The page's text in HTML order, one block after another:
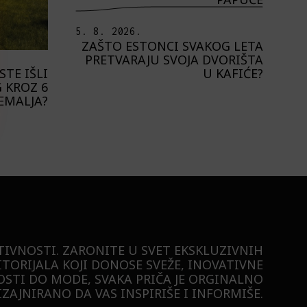
IŠLI
KROZ 6
5. 8. 2026.
ZAŠTO ESTONCI SVAKOG LETA
PRETVARAJU SVOJA DVORIŠTA
U KAFIĆE?
ZARONITE U SVET EKSKLUZIVNIH
KOJI DONOSE SVEŽE, INOVATIVNE
DO MODE, SVAKA PRIČA JE ORGINALNO
DA VAS INSPIRIŠE I INFORMIŠE.